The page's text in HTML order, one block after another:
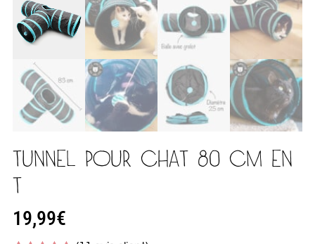
TUNNEL POUR CHAT 80 CM EN
T
19,99€